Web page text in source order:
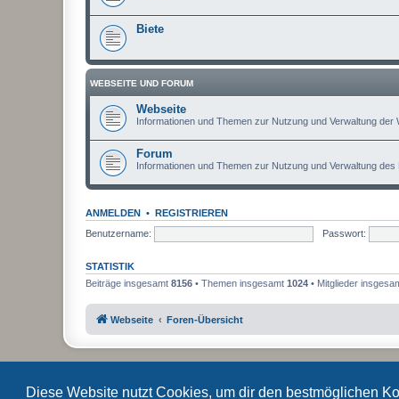
Diese Website nutzt Cookies, um dir den bestmöglichen
Biete
WEBSEITE UND FORUM
Webseite
Informationen und Themen zur Nutzung und Verwaltung der
Forum
Informationen und Themen zur Nutzung und Verwaltung des
ANMELDEN • REGISTRIEREN
Benutzername:
Passwort:
STATISTIK
Beiträge insgesamt 8156 • Themen insgesamt 1024 • Mitglieder
Webseite Foren-Übersicht